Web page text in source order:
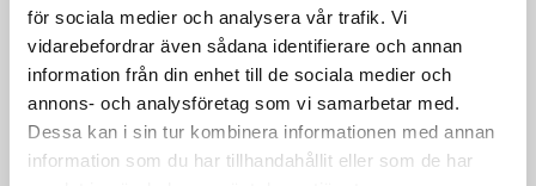
för sociala medier och analysera vår trafik. Vi
vidarebefordrar även sådana identifierare och annan
information från din enhet till de sociala medier och
annons- och analysföretag som vi samarbetar med.
Dessa kan i sin tur kombinera informationen med annan
information som du har tillhandahållit eller som de har
Produktinformation
Core Insulate Glove är en vadderad och fleecefodrad
längdåkningsvante med vindtät ovandel för träning i kalla
förhållanden. Denna varma och mångsidiga tumvante har